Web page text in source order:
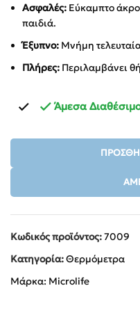
Ασφαλές: Εύκαμπτο
παιδιά.
Έξυπνο: Μνήμη
Πλήρες: Περιλαμβάνει
Άμεσα
Κωδικός προϊόντος:7009
Κατηγορία:Θερμόμετρα
Μάρκα: Microlife